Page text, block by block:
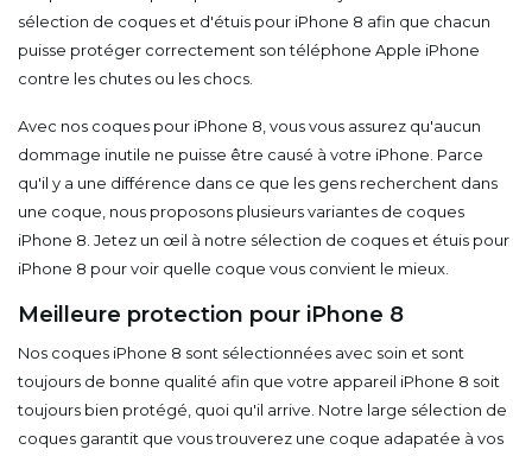
sélection de coques et d'étuis pour iPhone 8 afin que chacun
puisse protéger correctement son téléphone Apple iPhone
contre les chutes ou les chocs.
Avec nos coques pour iPhone 8, vous vous assurez qu'aucun
dommage inutile ne puisse être causé à votre iPhone. Parce
qu'il y a une différence dans ce que les gens recherchent dans
une coque, nous proposons plusieurs variantes de coques
iPhone 8. Jetez un œil à notre sélection de coques et étuis pour
iPhone 8 pour voir quelle coque vous convient le mieux.
Meilleure protection pour iPhone 8
Nos coques iPhone 8 sont sélectionnées avec soin et sont
toujours de bonne qualité afin que votre appareil iPhone 8 soit
toujours bien protégé, quoi qu'il arrive. Notre large sélection de
coques garantit que vous trouverez une coque adapatée à vos